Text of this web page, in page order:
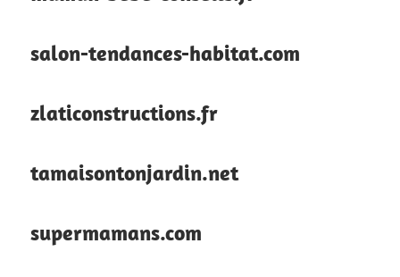
salon-tendances-habitat.com
zlaticonstructions.fr
tamaisontonjardin.net
supermamans.com